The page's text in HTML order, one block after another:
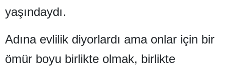
Burdur
Bursa
yaşındaydı.
Adına evlilik diyorlardı ama onlar için bir
ömür boyu birlikte olmak, birlikte